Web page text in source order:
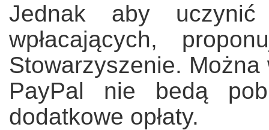
Jednak aby
wpłacających,
Stowarzyszenie.
PayPal nie bedą
dodatkowe opłaty.